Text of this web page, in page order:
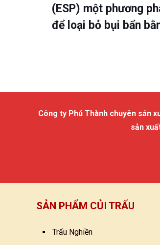
(ESP) một phương
để loại bỏ bụi bẩn
Công ty Phú Thành chuyên sản
sản
SẢN PHẨM CỦI TRẤU
Trấu Nghiền